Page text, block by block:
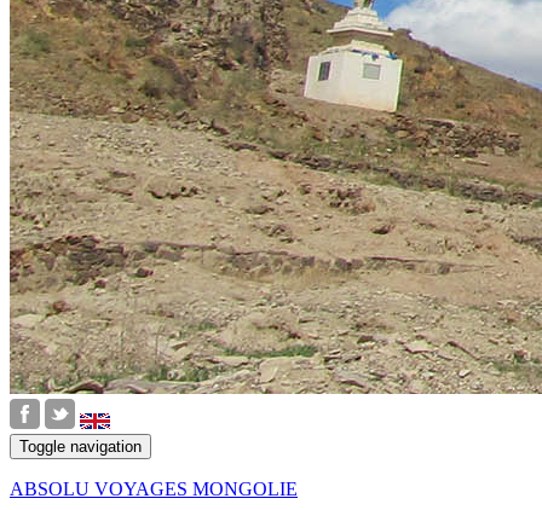
Toggle navigation
ABSOLU VOYAGES MONGOLIE